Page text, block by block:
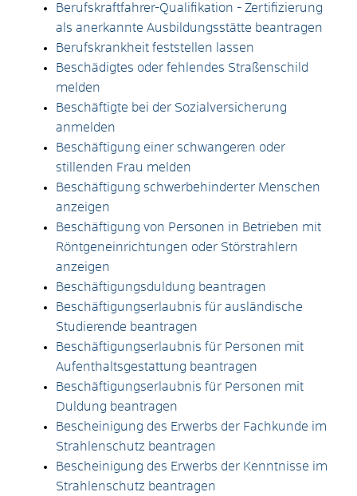
Berufskraftfahrer-Qualifikation - Zertifizierung
als anerkannte Ausbildungsstätte beantragen
Berufskrankheit feststellen lassen
Beschädigtes oder fehlendes Straßenschild
melden
Beschäftigte bei der Sozialversicherung
anmelden
Beschäftigung einer schwangeren oder
stillenden Frau melden
Beschäftigung schwerbehinderter Menschen
anzeigen
Beschäftigung von Personen in Betrieben mit
Röntgeneinrichtungen oder Störstrahlern
anzeigen
Beschäftigungsduldung beantragen
Beschäftigungserlaubnis für ausländische
Studierende beantragen
Beschäftigungserlaubnis für Personen mit
Aufenthaltsgestattung beantragen
Beschäftigungserlaubnis für Personen mit
Duldung beantragen
Bescheinigung des Erwerbs der Fachkunde im
Strahlenschutz beantragen
Bescheinigung des Erwerbs der Kenntnisse im
Strahlenschutz beantragen